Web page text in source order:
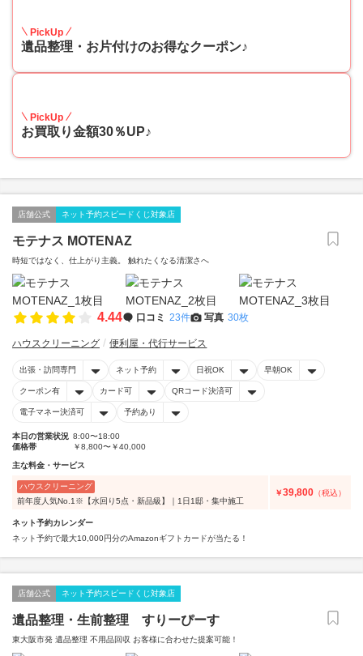
PickUp
遺品整理・お片付けのお得なクーポン♪
PickUp
お買取り金額30％UP♪
店舗公式 ネット予約スピードくじ対象店
モテナス MOTENAZ
時短ではなく、仕上がり主義。 触れたくなる清潔さへ
4.44 口コミ 23件 写真 30枚
ハウスクリーニング 便利屋・代行サービス
出張・訪問専門 ネット予約 日祝OK 早朝OK
クーポン有 カード可 QRコード決済可
電子マネー決済可 予約あり
本日の営業状況 8:00〜18:00
価格帯
￥8,800〜￥40,000
主な料金・サービス
ハウスクリーニング
前年度人気No.1※【水回り5点・新品級】｜1日1邸・集中施工
￥39,800 （税込）
ネット予約カレンダー
ネット予約で最大10,000円分のAmazonギフトカードが当たる！
店舗公式 ネット予約スピードくじ対象店
遺品整理・生前整理 すりーぴーす
東大阪市発 遺品整理 不用品回収 お客様に合わせた提案可能！